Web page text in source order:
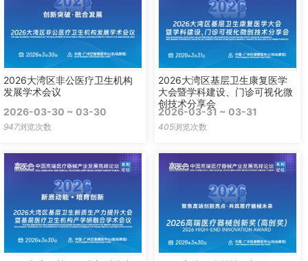
2026大湾区非公医疗卫生机构
发展学术会议
2026-03-30 ~ 03-30
947浏览次数
2026大湾区基层卫生康复医学
大会暨学科建设、门诊可视化微
创技术分享会
2026-03-31 ~ 03-31
405浏览次数